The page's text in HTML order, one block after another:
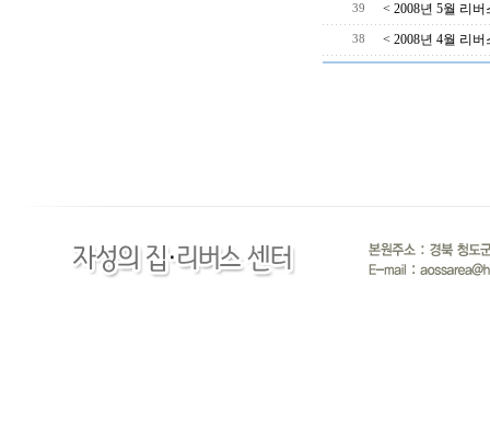
39 < 2008년 5월 리
38 < 2008년 4월 리